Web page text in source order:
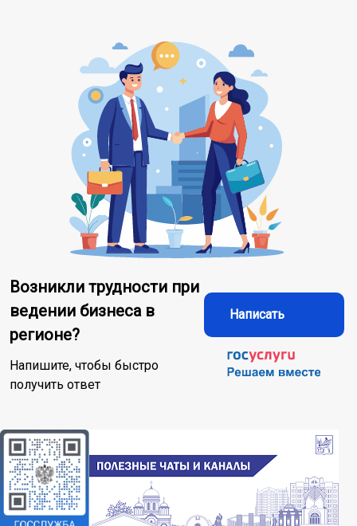
Возникли трудности при
ведении бизнеса в
регионе?
Напишите, чтобы быстро
получить ответ
Написать